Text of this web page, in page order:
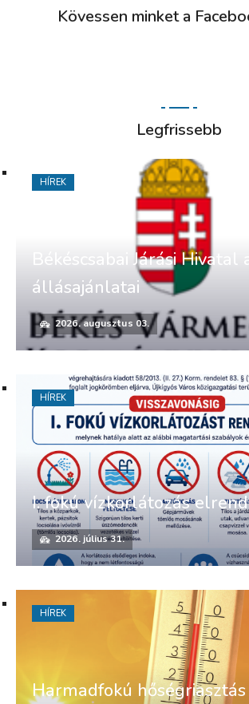
Kövessen minket a
Legfrissebb
Békéscsabai Járási Hivatal
állásajánlatai
2026. augusztus 03.
HÍREK
I. fokú vízkorlátozás
2026. július 31.
HÍREK
Harmadfokú
HÍREK